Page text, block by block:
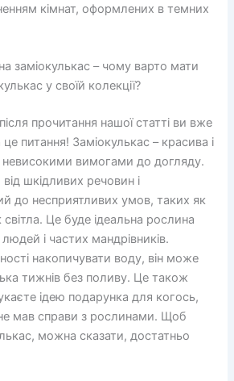
кімнат, оформлених в темних
заміокулькас – чому варто мати
у своїй колекції?
прочитання нашої статті ви вже
це питання! Заміокулькас – красива і
невисокими вимогами до догляду.
шкідливих речовин і
до несприятливих умов, таких як
Це буде ідеальна рослина
і частих мандрівників.
накопичувати воду, він може
тижнів без поливу. Це також
ідею подарунка для когось,
мав справи з рослинами. Щоб
можна сказати, достатньо